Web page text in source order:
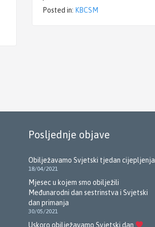
Posted in: KBCSM
Posljednje objave
Obilježavamo Svjetski tjedan cijepljenja
18/04/2021
Mjesec u kojem smo obilježili
Međunarodni dan sestrinstva i Svjetski
dan primanja
30/05/2021
Uskoro obilježavamo Svjetski dan